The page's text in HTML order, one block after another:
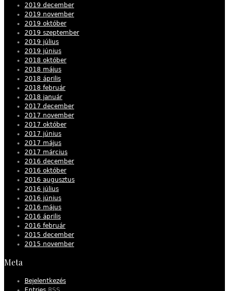
2019 december
2019 november
2019 október
2019 szeptember
2019 július
2019 június
2018 október
2018 május
2018 április
2018 február
2018 január
2017 december
2017 november
2017 október
2017 június
2017 május
2017 március
2016 december
2016 október
2016 augusztus
2016 július
2016 június
2016 május
2016 április
2016 február
2015 december
2015 november
Meta
Bejelentkezés